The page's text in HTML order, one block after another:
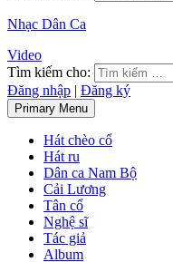
Nhạc Dân Ca
Video
Tìm kiếm cho:
Đăng nhập | Đăng ký
Primary Menu
Hát chèo cổ
Hát ru
Dân ca Nam Bộ
Cải Lương
Tân cổ
Nghệ sĩ
Tác giả
Album